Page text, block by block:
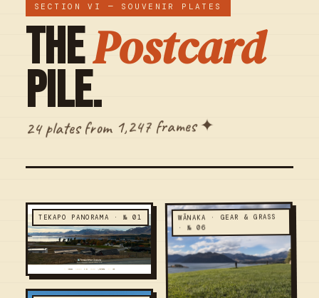
SECTION VI — SOUVENIR PLATES
ThePostcard
Pile.
24 plates from 1,247 frames ✦
TEKAPO PANORAMA · № 01 WĀNAKA · GEAR & GRASS
· № 06